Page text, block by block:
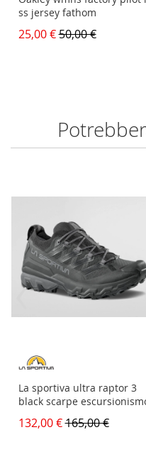
ss jersey fathom
25,00 €50,00 €
La sportiva ultra raptor 3
black scarpe
132,00 €165,00 €
‹